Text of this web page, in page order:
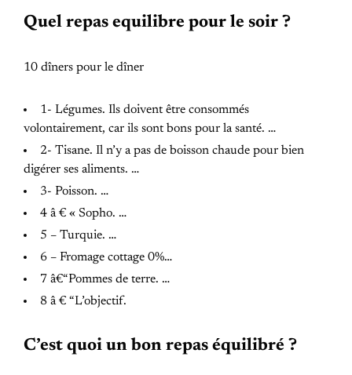
Quel repas equilibre pour le soir ?
10 dîners pour le dîner
1- Légumes. Ils doivent être consommés
volontairement, car ils sont bons pour la santé. …
2- Tisane. Il n’y a pas de boisson chaude pour bien
digérer ses aliments. …
3- Poisson. …
4 â € « Sopho. …
5 – Turquie. …
6 – Fromage cottage 0%…
7 â€“Pommes de terre. …
8 â € “L’objectif.
C’est quoi un bon repas équilibré ?